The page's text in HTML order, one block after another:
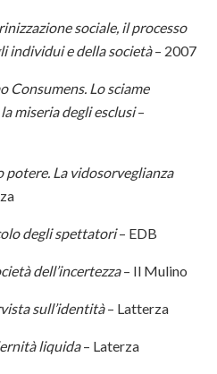
sociale, il processo
individui e della società– 2007
Consumens. Lo sciame
miseria degli esclusi–
potere. La vidosorveglianza
degli spettatori– EDB
dell’incertezza– Il Mulino
sull’identità– Latterza
liquida– Laterza